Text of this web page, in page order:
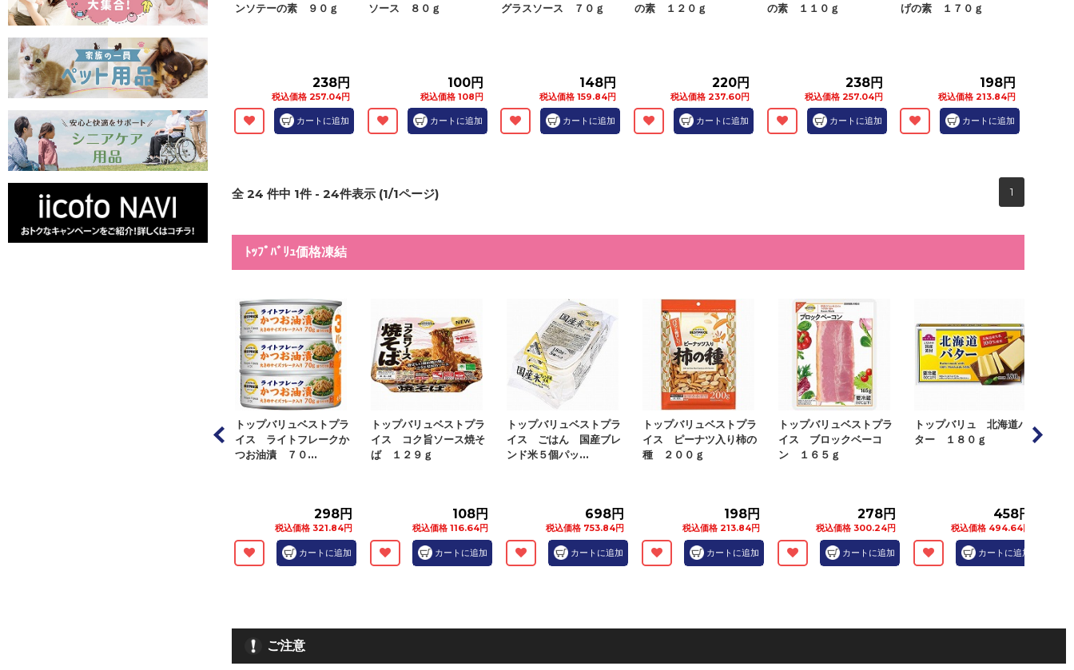
ンソテーの素 ９０ｇ
238円
税込価格 257.04円
カートに追加
ソース ８０ｇ
100円
税込価格 108円
カートに追加
グラスソース ７０ｇ
148円
税込価格 159.84円
カートに追加
の素 １２０ｇ
220円
税込価格 237.60円
カートに追加
の素 １１０ｇ
238円
税込価格 257.04円
カートに追加
げの素 １７０ｇ
198円
税込価格 213.84円
カートに追加
全24 件中 1件 - 24件表示 (1/1ページ) 1
ﾄｯﾌﾟﾊﾞﾘｭ価格凍結
トップバリュベストプラ
イス ライトフレークか
つお油漬 ７０...
298円
税込価格 321.84円
カートに追加
トップバリュベストプラ
イス コク旨ソース焼そ
ば １２９ｇ
108円
税込価格 116.64円
カートに追加
トップバリュベストプラ
イス ごはん 国産ブレ
ンド米５個パッ...
698円
税込価格 753.84円
カートに追加
トップバリュベストプラ
イス ピーナツ入り柿の
種 ２００ｇ
198円
税込価格 213.84円
カートに追加
トップバリュベストプラ
イス ブロックベーコ
ン １６５ｇ
278円
税込価格 300.24円
カートに追加
トップバリュ 北海道バ
ター １８０ｇ
458円
税込価格 494.64円
カートに追加
ご注意